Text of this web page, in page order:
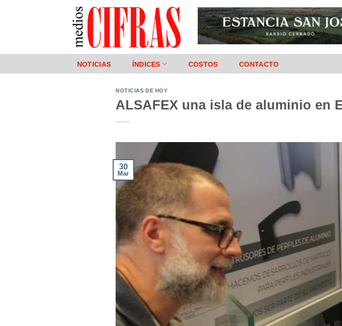
NOTICIAS ÍNDICES COSTOS CONTACTO
NOTICIAS DE HOY
ALSAFEX una isla de aluminio en
30
Mar